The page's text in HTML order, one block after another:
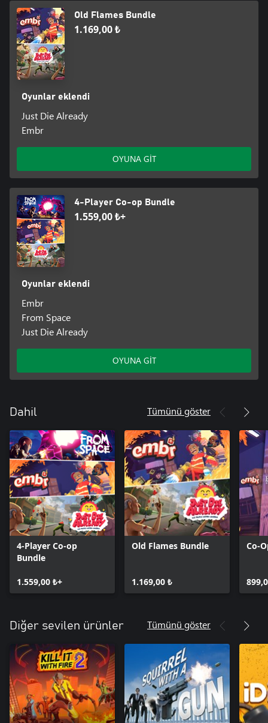
Old Flames Bundle
1.169,00 ₺
Oyunlar eklendi
Just Die Already
Embr
OYUNA GİT
4-Player Co-op Bundle
1.559,00 ₺+
Oyunlar eklendi
Embr
From Space
Just Die Already
OYUNA GİT
Dahil Tümünü göster
4-Player Co-op
Bundle
1.559,00 ₺+
Old Flames Bundle
1.169,00 ₺
Co-
Diğer sevilen ürünler Tümünü göster